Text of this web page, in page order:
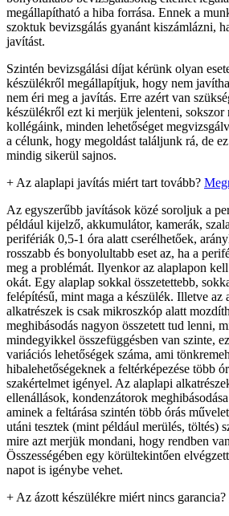
megállapítható a hiba forrása. Ennek a
szoktuk bevizsgálás gyanánt kiszámlázni,
javítást.
Szintén bevizsgálási díjat kérünk olyan
készülékről megállapítjuk, hogy nem
nem éri meg a javítás. Erre azért van
készülékről ezt ki merjük jelenteni, sokszor
kollégáink, minden lehetőséget
a célunk, hogy megoldást találjunk rá, de
mindig sikerül sajnos.
+ Az alaplapi javítás miért tart tovább?
Az egyszerűbb javítások közé soroljuk a
például kijelző, akkumulátor, kamerák,
perifériák 0,5-1 óra alatt cserélhetőek,
rosszabb és bonyolultabb eset az, ha a
meg a problémát. Ilyenkor az alaplapon
okát. Egy alaplap sokkal összetettebb,
felépítésű, mint maga a készülék. Illetve az
alkatrészek is csak mikroszkóp alatt
meghibásodás nagyon összetett tud lenni,
mindegyikkel összefüggésben van szinte,
variációs lehetőségek száma, ami
hibalehetőségeknek a feltérképezése több
szakértelmet igényel. Az alaplapi
ellenállások, kondenzátorok
aminek a feltárása szintén több órás
utáni tesztek (mint például merülés, töltés)
mire azt merjük mondani, hogy rendben
Összességében egy körültekintően
napot is igénybe vehet.
+ Az ázott készülékre miért nincs garancia?